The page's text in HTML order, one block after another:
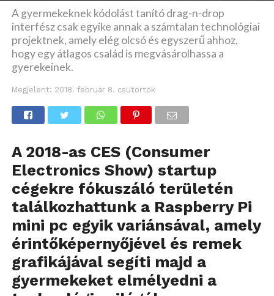
A gyermekeknek kódolást tanító drag-n-drop
interfész csak egyike annak a számtalan technológiai
projektnek, amely elég olcsó és egyszerű ahhoz,
hogy egy átlagos család is megvásárolhassa a
gyerekeinek.
Megjelent: 2018. február 8. csütörtök
A 2018-as CES (Consumer
Electronics Show) startup
cégekre fókuszáló területén
találkozhattunk a Raspberry Pi
mini pc egyik variánsával, amely
érintőképernyőjével és remek
grafikájával segíti majd a
gyermekeket elmélyedni a